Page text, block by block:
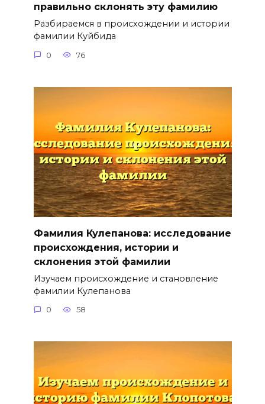
правильно склонять эту фамилию
Разбираемся в происхождении и истории
фамилии Куйбида
0 76
Фамилия Кулепанова: исследование
происхождения, истории и
склонения этой фамилии
Изучаем происхождение и становление
фамилии Кулепанова
0 58